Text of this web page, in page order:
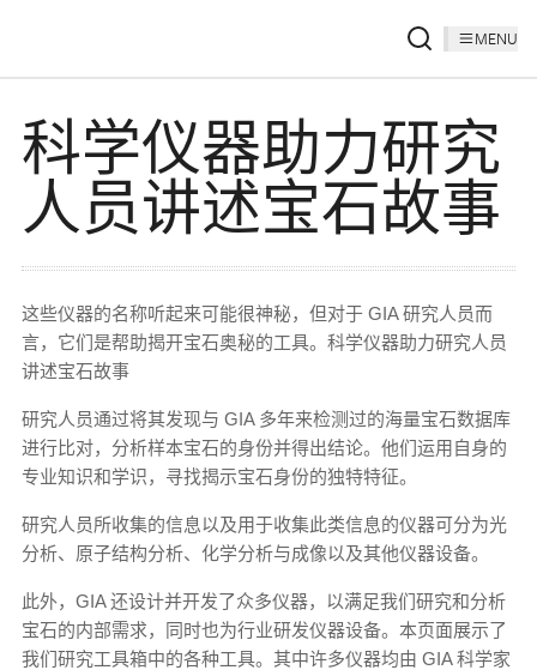
MENU
科学仪器助力研究
人员讲述宝石故事
这些仪器的名称听起来可能很神秘，但对于 GIA 研究人员而
言，它们是帮助揭开宝石奥秘的工具。科学仪器助力研究人员
讲述宝石故事
研究人员通过将其发现与 GIA 多年来检测过的海量宝石数据库
进行比对，分析样本宝石的身份并得出结论。他们运用自身的
专业知识和学识，寻找揭示宝石身份的独特特征。
研究人员所收集的信息以及用于收集此类信息的仪器可分为光
分析、原子结构分析、化学分析与成像以及其他仪器设备。
此外，GIA 还设计并开发了众多仪器，以满足我们研究和分析
宝石的内部需求，同时也为行业研发仪器设备。本页面展示了
我们研究工具箱中的各种工具。其中许多仪器均由 GIA 科学家